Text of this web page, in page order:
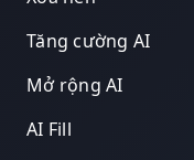
Tăng cường AI
Mở rộng AI
AI Fill